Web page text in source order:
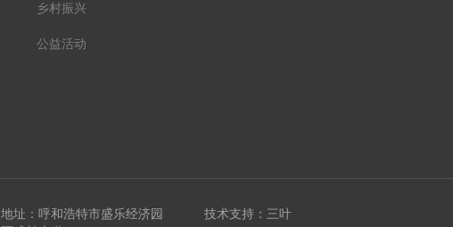
乡村振兴
公益活动
地址：呼和浩特市盛乐经济园
技术支持：三叶